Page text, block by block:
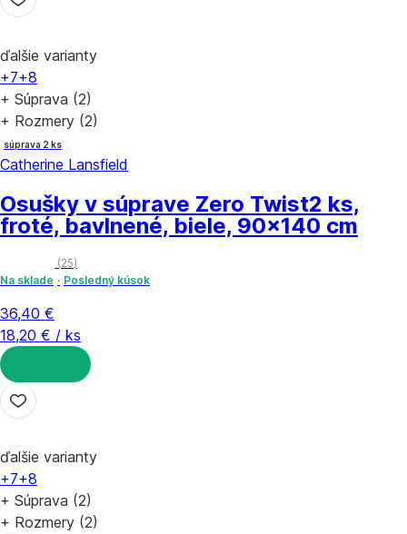
ďalšie varianty
+7+8
+ Súprava (2)
+ Rozmery (2)
súprava 2 ks
Catherine Lansfield
Osušky v súprave Zero Twist2 ks,
froté, bavlnené, biele, 90x140 cm
(25)
Na sklade
Posledný kúsok
36,40 €
18,20 € / ks
DO KOŠÍKA
ďalšie varianty
+7+8
+ Súprava (2)
+ Rozmery (2)